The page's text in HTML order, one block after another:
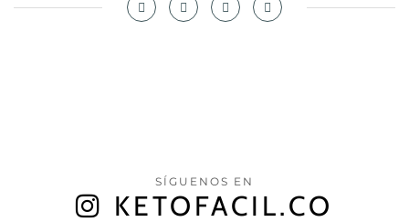
SÍGUENOS EN
KETOFACIL.CO